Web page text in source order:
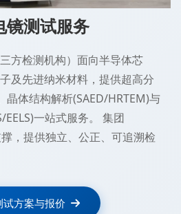
镜测试服务
方检测机构）面向半导体芯
及先进纳米材料，提供超高分
晶体结构解析(SAED/HRTEM)与
一站式服务。 集团
，提供独立、公正、可追溯检
试方案与报价